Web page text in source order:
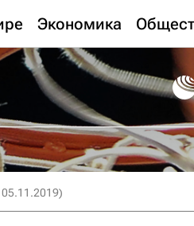
Экономика